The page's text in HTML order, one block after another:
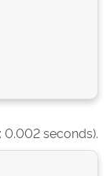
0.002 seconds).